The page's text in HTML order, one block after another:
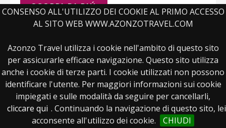
CONSENSO ALL'UTILIZZO DEI COOKIE AL PRIMO ACCESSO
AL SITO WEB WWW.AZONZOTRAVEL.COM
Azonzo Travel utilizza i cookie nell'ambito di questo sito
per assicurarle efficace navigazione. Questo sito utilizza
anche i cookie di terze parti. I cookie utilizzati non possono
identificare l'utente. Per maggiori informazioni sui cookie
impiegati e sulle modalità da seguire per cancellarli,
cliccare qui . Continuando la navigazione di questo sito, lei
acconsente all'utilizzo dei cookie.
CHIUDI
SCOPRI DI PIÚ